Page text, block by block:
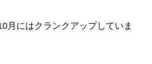
月にはクランクアップしていま